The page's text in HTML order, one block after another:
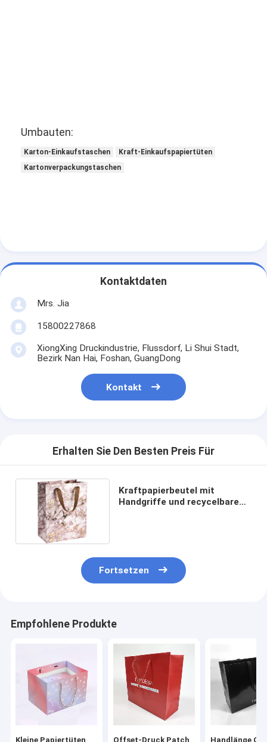
Umbauten:
Karton-Einkaufstaschen
Kraft-Einkaufspapiertüten
Kartonverpackungstaschen
Kontaktdaten
Mrs. Jia
15800227868
XiongXing Druckindustrie, Flussdorf, Li Shui Stadt,
Bezirk Nan Hai, Foshan, GuangDong
Kontakt
Erhalten Sie Den Besten Preis Für
Kraftpapierbeutel mit
Handgriffe und recycelbarem
Fortsetzen
Empfohlene Produkte
Kleine Papiertüten Offset-Druck Patch Handlänge